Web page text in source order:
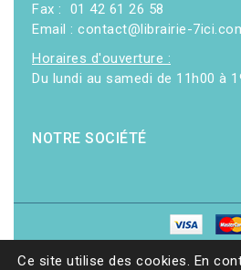
Fax : 01 42 61 26 58
Email : contact@librairie-
Horaires d'ouverture :
Du lundi au samedi de 11h00 à
NOTRE SOCIÉTÉ
Ce site utilise des cookies. En
© 2026 - Librairie 7ici| Site